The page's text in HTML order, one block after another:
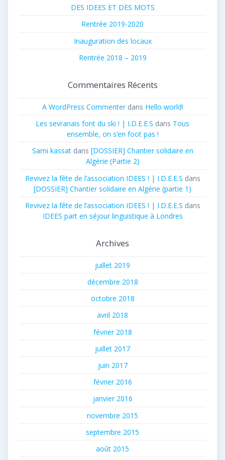
DES IDEES ET DES MOTS
Rentrée 2019-2020
Inauguration des locaux
Rentrée 2018 – 2019
Commentaires Récents
A WordPress Commenterdans Hello world!
Les sevranais font du ski ! | I.D.E.E.S dans Tous
ensemble, on s’en foot pas !
Sami kassatdans [DOSSIER] Chantier solidaire en
Algérie (Partie 2)
Revivez la fête de l’association IDEES ! | I.D.E.E.S dans
[DOSSIER] Chantier solidaire en Algérie (partie 1)
Revivez la fête de l’association IDEES ! | I.D.E.E.S dans
IDEES part en séjour linguistique à Londres
Archives
juillet 2019
décembre 2018
octobre 2018
avril 2018
février 2018
juillet 2017
juin 2017
février 2016
janvier 2016
novembre 2015
septembre 2015
août 2015